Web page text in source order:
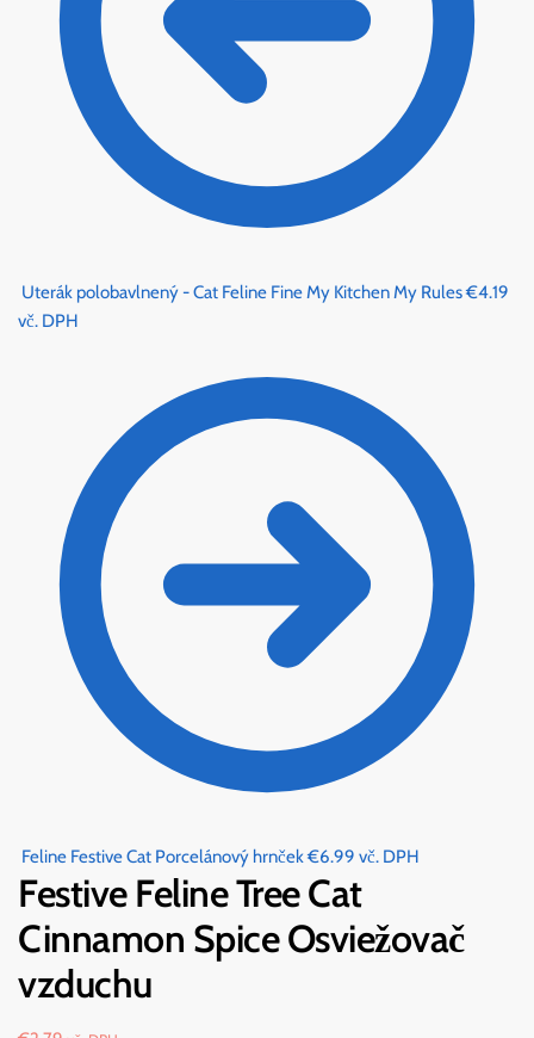
Uterák polobavlnený - Cat Feline Fine My Kitchen My Rules€4.19
vč. DPH
Feline Festive Cat Porcelánový hrnček€6.99 vč. DPH
Festive Feline Tree Cat
Cinnamon Spice Osviežovač
vzduchu